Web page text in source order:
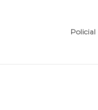
Policial